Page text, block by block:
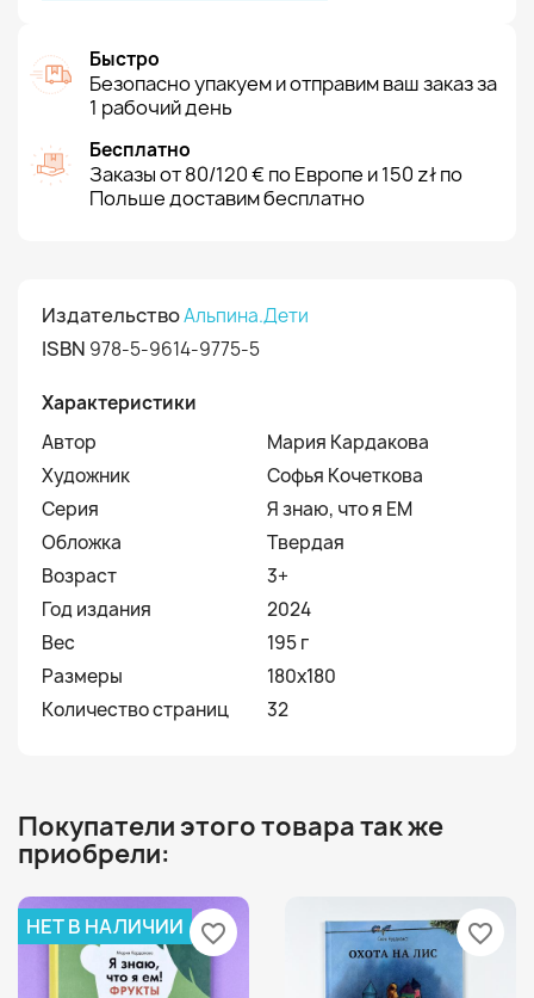
Быстро
Безопасно упакуем и отправим ваш заказ за
1 рабочий день
Бесплатно
Заказы от 80/120 € по Европе и 150 zł по
Польше доставим бесплатно
ИздательствоАльпина.Дети
ISBN 978-5-9614-9775-5
Характеристики
Автор
Мария Кардакова
Художник
Софья Кочеткова
Серия
Я знаю, что я ЕМ
Обложка
Твердая
Возраст
3+
Год издания
2024
Вес
195 г
Размеры
180x180
Количество страниц
32
Покупатели этого товара так же
приобрели:
НЕТ В НАЛИЧИИ favorite_border favorite_border